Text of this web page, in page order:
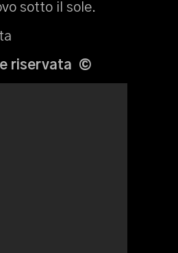
sotto il sole.
riservata ©